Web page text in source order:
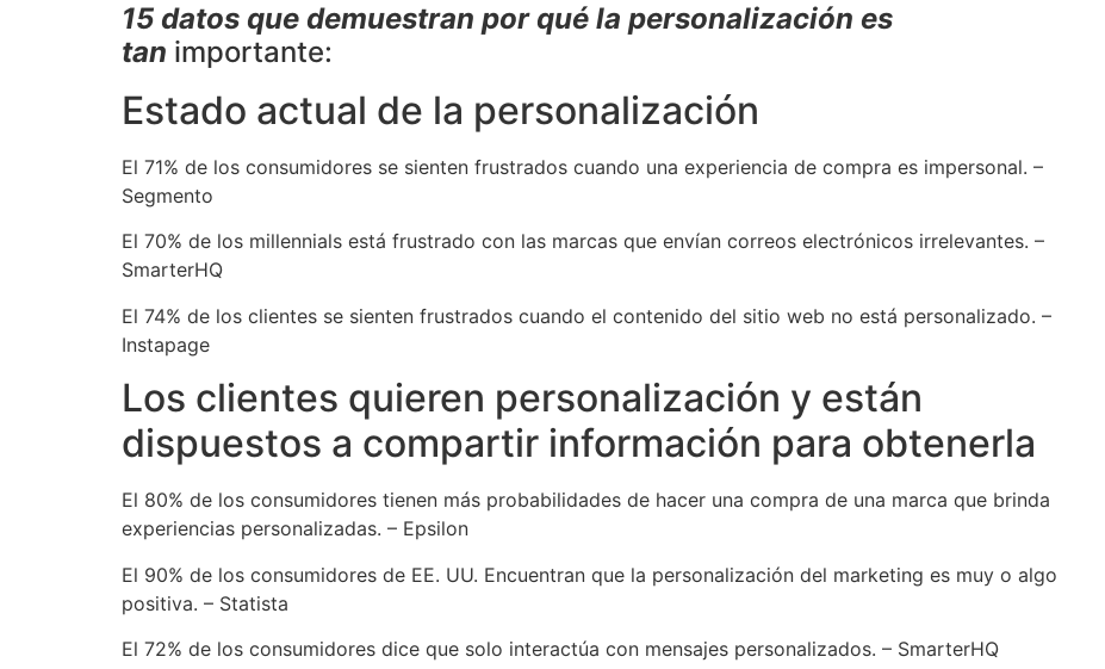
15 datos que demuestran por qué la personalización es
tan importante:
Estado actual de la personalización
El 71% de los consumidores se sienten frustrados cuando una experiencia de compra es impersonal. –
Segmento
El 70% de los millennials está frustrado con las marcas que envían correos electrónicos irrelevantes. –
SmarterHQ
El 74% de los clientes se sienten frustrados cuando el contenido del sitio web no está personalizado. –
Instapage
Los clientes quieren personalización y están
dispuestos a compartir información para obtenerla
El 80% de los consumidores tienen más probabilidades de hacer una compra de una marca que brinda
experiencias personalizadas. – Epsilon
El 90% de los consumidores de EE. UU. Encuentran que la personalización del marketing es muy o algo
positiva. – Statista
El 72% de los consumidores dice que solo interactúa con mensajes personalizados. – SmarterHQ